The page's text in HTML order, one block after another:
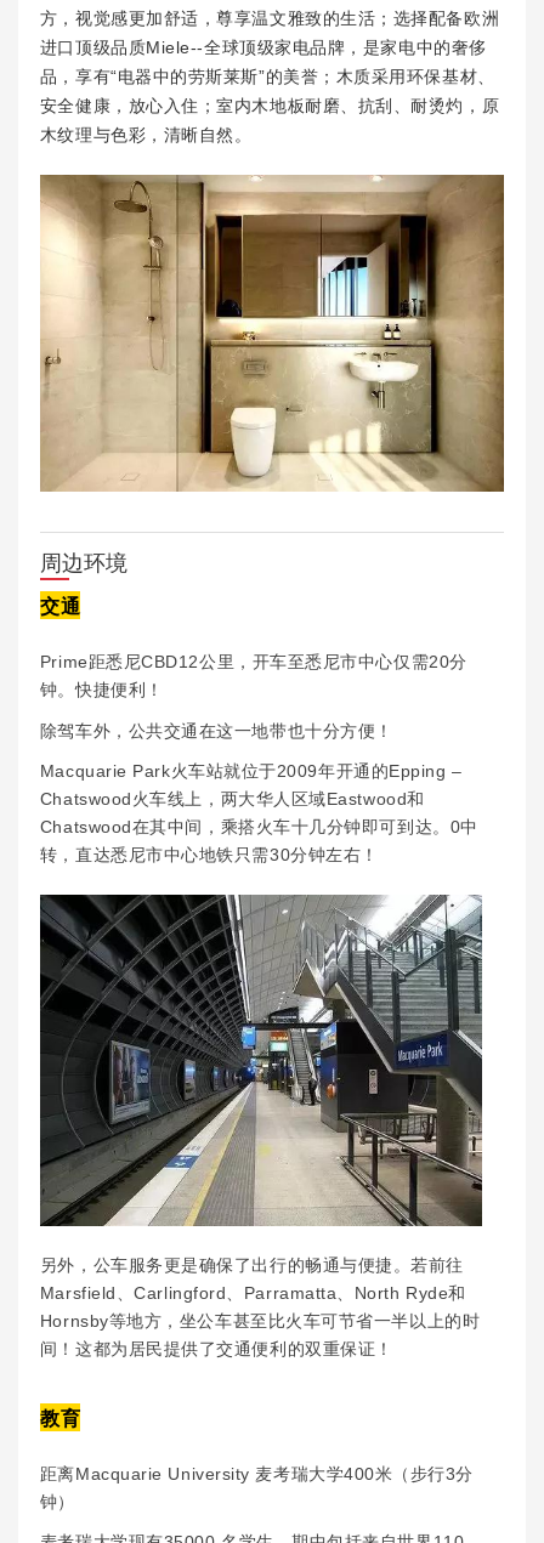
方，视觉感更加舒适，尊享温文雅致的生活；选择配备欧洲
进口顶级品质Miele--全球顶级家电品牌，是家电中的奢侈
品，享有“电器中的劳斯莱斯”的美誉；木质采用环保基材、
安全健康，放心入住；室内木地板耐磨、抗刮、耐烫灼，原
木纹理与色彩，清晰自然。
周边环境
交通
Prime距悉尼CBD12公里，开车至悉尼市中心仅需20分
钟。快捷便利！
除驾车外，公共交通在这一地带也十分方便！
Macquarie Park火车站就位于2009年开通的Epping –
Chatswood火车线上，两大华人区域Eastwood和
Chatswood在其中间，乘搭火车十几分钟即可到达。0中
转，直达悉尼市中心地铁只需30分钟左右！
另外，公车服务更是确保了出行的畅通与便捷。若前往
Marsfield、Carlingford、Parramatta、North Ryde和
Hornsby等地方，坐公车甚至比火车可节省一半以上的时
间！这都为居民提供了交通便利的双重保证！
教育
距离Macquarie University 麦考瑞大学400米（步行3分
钟）